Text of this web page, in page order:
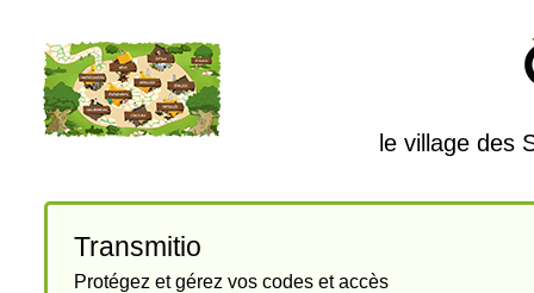
le village des
Transmitio
Protégez et gérez vos codes et accès